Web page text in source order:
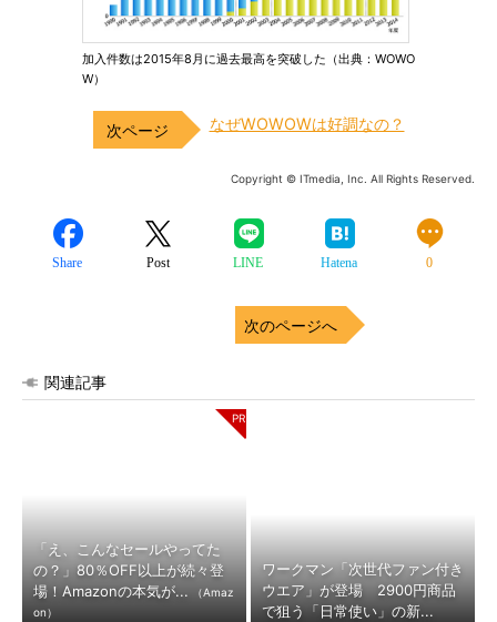
加入件数は2015年8月に過去最高を突破した（出典：WOWO
W）
なぜWOWOWは好調なの？
Copyright © ITmedia, Inc. All Rights Reserved.
Share Post LINE Hatena 0
次のページへ
関連記事
「え、こんなセールやってた
の？」80％OFF以上が続々登
場！Amazonの本気が...
（Amaz
on）
ワークマン「次世代ファン付き
ウエア」が登場 2900円商品
で狙う「日常使い」の新...